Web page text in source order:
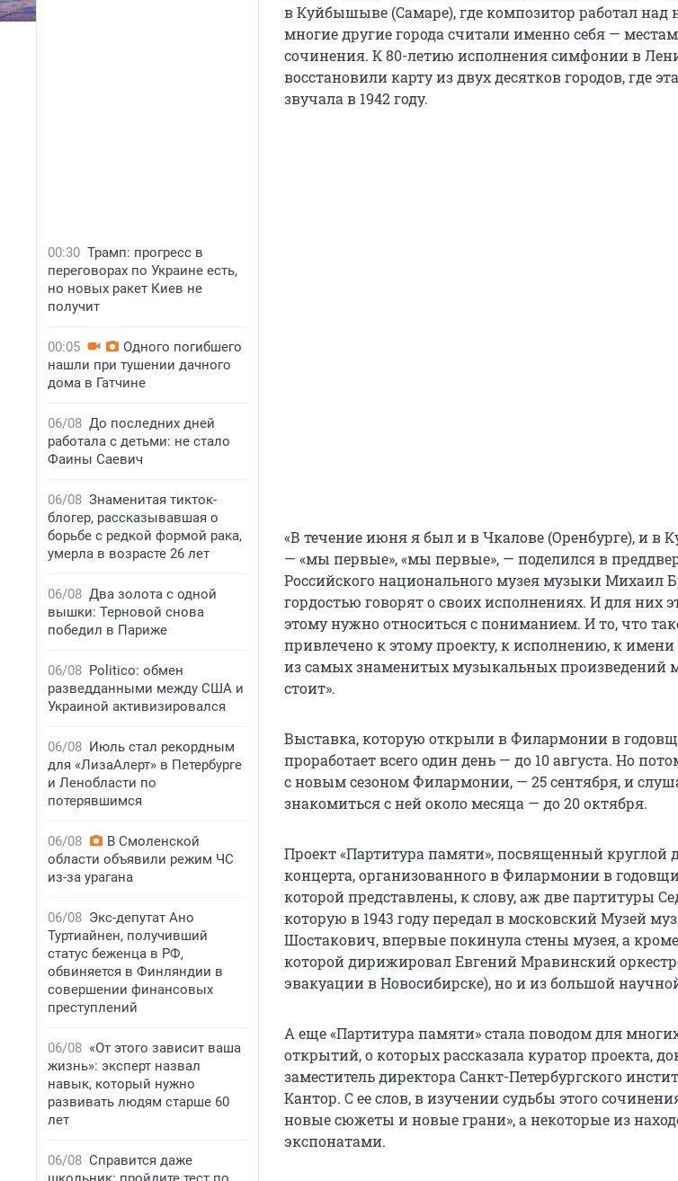
00:30 Трамп: прогресс в
переговорах по Украине есть,
но новых ракет Киев не
получит
00:05
Одного погибшего
нашли при тушении дачного
дома в Гатчине
06/08 До последних дней
работала с детьми: не стало
Фаины Саевич
06/08 Знаменитая тикток-
блогер, рассказывавшая о
борьбе с редкой формой рака,
умерла в возрасте 26 лет
06/08 Два золота с одной
вышки: Терновой снова
победил в Париже
06/08 Politico: обмен
разведданными между США и
Украиной активизировался
06/08 Июль стал рекордным
для «ЛизаАлерт» в Петербурге
и Ленобласти по
потерявшимся
06/08
В Смоленской
области объявили режим ЧС
из-за урагана
06/08 Экс-депутат Ано
Туртиайнен, получивший
статус беженца в РФ,
обвиняется в Финляндии в
совершении финансовых
преступлений
06/08 «От этого зависит ваша
жизнь»: эксперт назвал
навык, который нужно
развивать людям старше 60
лет
06/08 Справится даже
в Куйбышыве (Самаре), где композитор работал над
многие другие города считали именно себя —
сочинения. К 80-летию исполнения симфонии в
восстановили карту из двух десятков городов, где
звучала в 1942 году.
«В течение июня я был и в Чкалове (Оренбурге), и в
— «мы первые», «мы первые», — поделился в
Российского национального музея музыки Михаил
гордостью говорят о своих исполнениях. И для них
этому нужно относиться с пониманием. И то, что
привлечено к этому проекту, к исполнению, к
из самых знаменитых музыкальных произведений
стоит».
Выставка, которую открыли в Филармонии в
проработает всего один день — до 10 августа. Но
с новым сезоном Филармонии, — 25 сентября, и
знакомиться с ней около месяца — до 20 октября.
Проект «Партитура памяти», посвященный круглой
концерта, организованного в Филармонии в
которой представлены, к слову, аж две партитуры
которую в 1943 году передал в московский Музей
Шостакович, впервые покинула стены музея, а
которой дирижировал Евгений Мравинский
эвакуации в Новосибирске), но и из большой
А еще «Партитура памяти» стала поводом для
открытий, о которых рассказала куратор проекта,
заместитель директора Санкт-Петербургского
Кантор. С ее слов, в изучении судьбы этого
новые сюжеты и новые грани», а некоторые из
экспонатами.